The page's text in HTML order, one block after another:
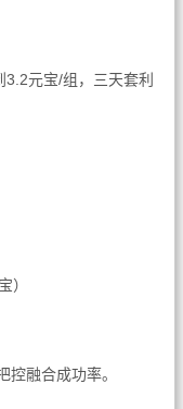
元宝/组，三天套利
）
融合成功率。